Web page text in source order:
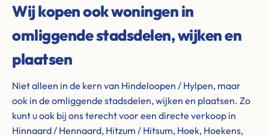
Wij kopen ook woningen in
omliggende stadsdelen, wijken en
plaatsen
Niet alleen in de kern van Hindeloopen / Hylpen, maar
ook in de omliggende stadsdelen, wijken en plaatsen. Zo
kunt u ook bij ons terecht voor een directe verkoop in
Hinnaard / Hennaard, Hitzum / Hitsum, Hoek, Hoekens,